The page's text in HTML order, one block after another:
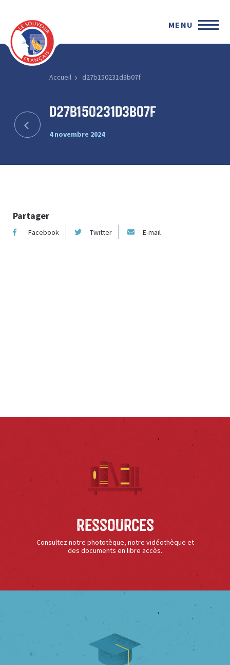
MENU
Accueil d27b150231d3b07f
d27b150231d3b07f
4 novembre 2024
Partager
Facebook Twitter E-mail
Ressources
Consultez notre phototèque, notre vidéothèque et
des documents en libre accès.